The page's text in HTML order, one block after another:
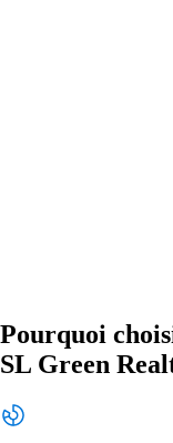
Pourquoi
SL Green